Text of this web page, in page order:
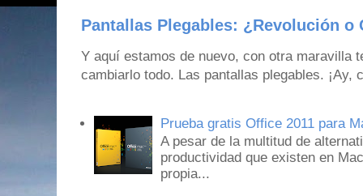
Pantallas Plegables: ¿Revolución o
Y aquí estamos de nuevo, con otra maravilla
cambiarlo todo. Las pantallas plegables. ¡Ay,
Prueba gratis Office 2011 para
A pesar de la multitud de
productividad que existen en
propia...